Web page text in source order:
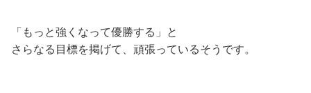
「もっと強くなって優勝する」と
さらなる目標を掲げて、頑張っているそうです。